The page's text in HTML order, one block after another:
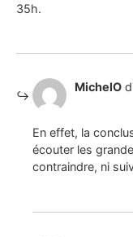
35h.
MichelO
En effet, la
écouter les
contraindre, ni